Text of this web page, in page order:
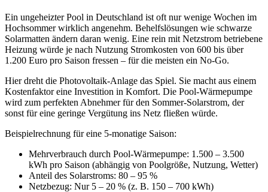
Ein ungeheizter Pool in Deutschland ist oft nur wenige Wochen im
Hochsommer wirklich angenehm. Behelfslösungen wie schwarze
Solarmatten ändern daran wenig. Eine rein mit Netzstrom betriebene
Heizung würde je nach Nutzung Stromkosten von 600 bis über
1.200 Euro pro Saison fressen – für die meisten ein No-Go.
Hier dreht die Photovoltaik-Anlage das Spiel. Sie macht aus einem
Kostenfaktor eine Investition in Komfort. Die Pool-Wärmepumpe
wird zum perfekten Abnehmer für den Sommer-Solarstrom, der
sonst für eine geringe Vergütung ins Netz fließen würde.
Beispielrechnung für eine 5-monatige Saison:
Mehrverbrauch durch Pool-Wärmepumpe: 1.500 – 3.500
kWh pro Saison (abhängig von Poolgröße, Nutzung, Wetter)
Anteil des Solarstroms: 80 – 95 %
Netzbezug: Nur 5 – 20 % (z. B. 150 – 700 kWh)